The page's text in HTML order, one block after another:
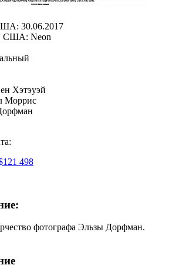
30.06.2017
США: Neon
Хэтэуэй
Моррис
498
фотографа Эльзы Дорфман.